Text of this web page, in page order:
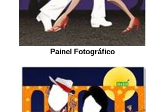
Painel Fotográfico